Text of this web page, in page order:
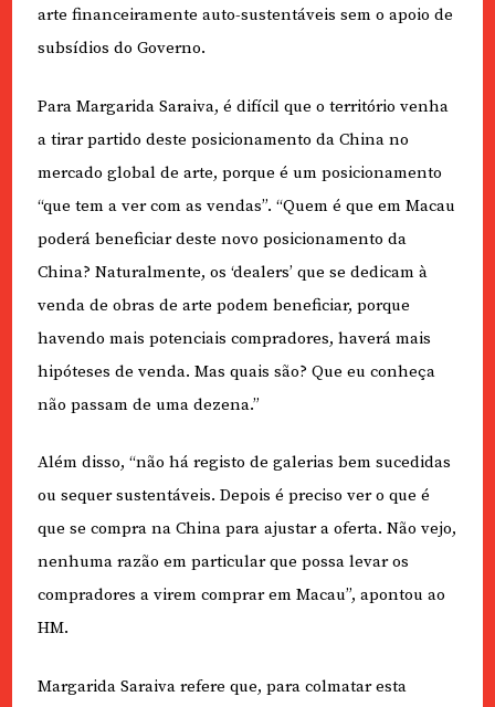
arte financeiramente auto-sustentáveis sem o apoio de
subsídios do Governo.
Para Margarida Saraiva, é difícil que o território venha
a tirar partido deste posicionamento da China no
mercado global de arte, porque é um posicionamento
“que tem a ver com as vendas”. “Quem é que em Macau
poderá beneficiar deste novo posicionamento da
China? Naturalmente, os ‘dealers’ que se dedicam à
venda de obras de arte podem beneficiar, porque
havendo mais potenciais compradores, haverá mais
hipóteses de venda. Mas quais são? Que eu conheça
não passam de uma dezena.”
Além disso, “não há registo de galerias bem sucedidas
ou sequer sustentáveis. Depois é preciso ver o que é
que se compra na China para ajustar a oferta. Não vejo,
nenhuma razão em particular que possa levar os
compradores a virem comprar em Macau”, apontou ao
HM.
Margarida Saraiva refere que, para colmatar esta